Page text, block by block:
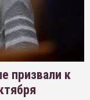
призвали к